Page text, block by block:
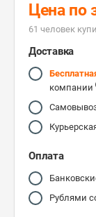
Цена по
61 человек
Доставка
компании
Оплата
Рублями